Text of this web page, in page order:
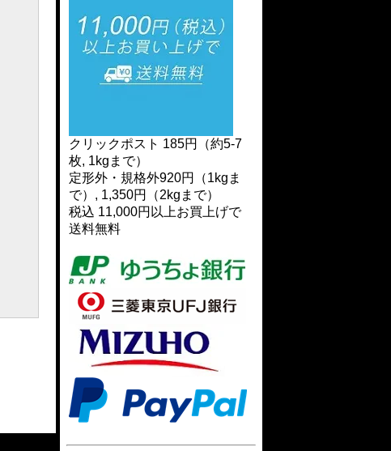
クリックポスト 185円（約5-7
枚, 1kgまで）
定形外・規格外920円（1kgま
で）, 1,350円（2kgまで）
税込 11,000円以上お買上げで
送料無料